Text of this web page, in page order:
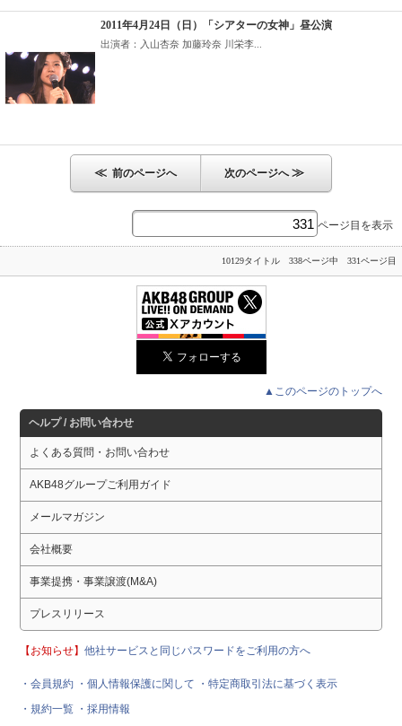
2011年4月24日（日）「シアターの女神」昼公演
出演者：入山杏奈 加藤玲奈 川栄李...
≪ 前のページへ 次のページへ≫
ページ目を表示
10129タイトル 338ページ中 331ページ目
▲このページのトップへ
ヘルプ / お問い合わせ
よくある質問・お問い合わせ
AKB48グループご利用ガイド
メールマガジン
会社概要
事業提携・事業譲渡(M&A)
プレスリリース
【お知らせ】他社サービスと同じパスワードをご利用の方へ
・会員規約 ・個人情報保護に関して
・特定商取引法に基づく表示
・規約一覧 ・採用情報